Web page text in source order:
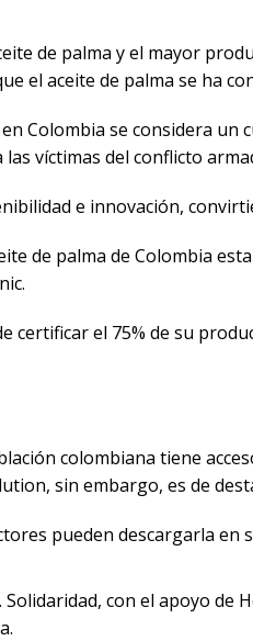
de palma y el mayor
el aceite de palma se ha
Colombia se considera
víctimas del conflicto
e innovación,
de palma de Colombia
certificar el 75% de su
colombiana tiene
sin embargo, es de
pueden descargarla
con el apoyo